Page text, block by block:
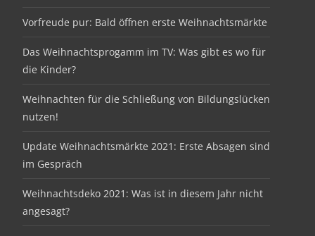
Vorfreude pur: Bald öffnen erste Weihnachtsmärkte
Das Weihnachtsprogamm im TV: Was gibt es wo für
die Kinder?
Weihnachten für die Schließung von Bildungslücken
nutzen!
Update Weihnachtsmärkte 2021: Erste Absagen sind
im Gespräch
Weihnachtsdeko 2021: Was ist in diesem Jahr nicht
angesagt?